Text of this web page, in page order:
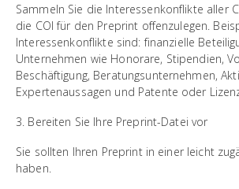
Sammeln Sie die Interessenkonflikte aller
die COI für den Preprint offenzulegen.
Interessenkonflikte sind: finanzielle
Unternehmen wie Honorare, Stipendien,
Beschäftigung, Beratungsunternehmen,
Expertenaussagen und Patente oder
3. Bereiten Sie Ihre Preprint-Datei vor
Sie sollten Ihren Preprint in einer leicht
haben.